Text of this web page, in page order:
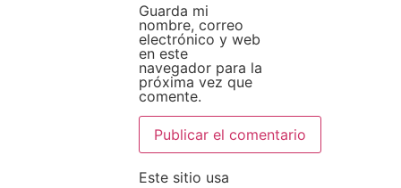
Guarda mi
nombre, correo
electrónico y web
en este
navegador para la
próxima vez que
comente.
Este sitio usa